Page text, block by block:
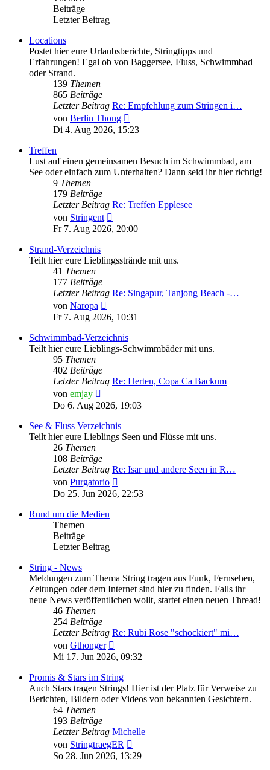
Beiträge
Letzter Beitrag
Locations
Postet hier eure Urlaubsberichte, Stringtipps und
Erfahrungen! Egal ob von Baggersee, Fluss, Schwimmbad
oder Strand.
139 Themen
865 Beiträge
Letzter Beitrag Re: Empfehlung zum Stringen i…
von Berlin Thong
Beitrag
Di 4. Aug 2026, 15:23
Treffen
Lust auf einen gemeinsamen Besuch im Schwimmbad, am
See oder einfach zum Unterhalten? Dann seid ihr hier richtig!
9 Themen
179 Beiträge
Letzter Beitrag Re: Treffen Epplesee
von Stringent
Beitrag
Fr 7. Aug 2026, 20:00
Strand-Verzeichnis
Teilt hier eure Lieblingsstrände mit uns.
41 Themen
177 Beiträge
Letzter Beitrag Re: Singapur, Tanjong Beach -…
von Naropa
Beitrag
Fr 7. Aug 2026, 10:31
Schwimmbad-Verzeichnis
Teilt hier eure Lieblings-Schwimmbäder mit uns.
95 Themen
402 Beiträge
Letzter Beitrag Re: Herten, Copa Ca Backum
von emjay
Beitrag
Do 6. Aug 2026, 19:03
See & Fluss Verzeichnis
Teilt hier eure Lieblings Seen und Flüsse mit uns.
26 Themen
108 Beiträge
Letzter Beitrag Re: Isar und andere Seen in R…
von Purgatorio
Beitrag
Do 25. Jun 2026, 22:53
Rund um die Medien
Themen
Beiträge
Letzter Beitrag
String - News
Meldungen zum Thema String tragen aus Funk, Fernsehen,
Zeitungen oder dem Internet sind hier zu finden. Falls ihr
neue News veröffentlichen wollt, startet einen neuen Thread!
46 Themen
254 Beiträge
Letzter Beitrag Re: Rubi Rose "schockiert" mi…
von Gthonger
Beitrag
Mi 17. Jun 2026, 09:32
Promis & Stars im String
Auch Stars tragen Strings! Hier ist der Platz für Verweise zu
Berichten, Bildern oder Videos von bekannten Gesichtern.
64 Themen
193 Beiträge
Letzter Beitrag Michelle
von StringtraegER
Beitrag
So 28. Jun 2026, 13:29